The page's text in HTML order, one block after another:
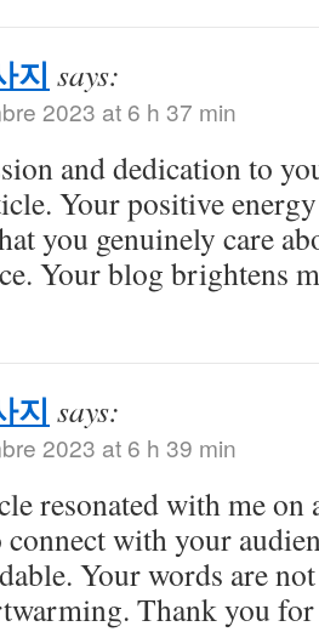
지 says:
2023 at 6 h 37 min
and dedication to
Your positive
you genuinely care
Your blog brightens
지 says:
2023 at 6 h 39 min
resonated with me on
with your
Your words are
Thank you